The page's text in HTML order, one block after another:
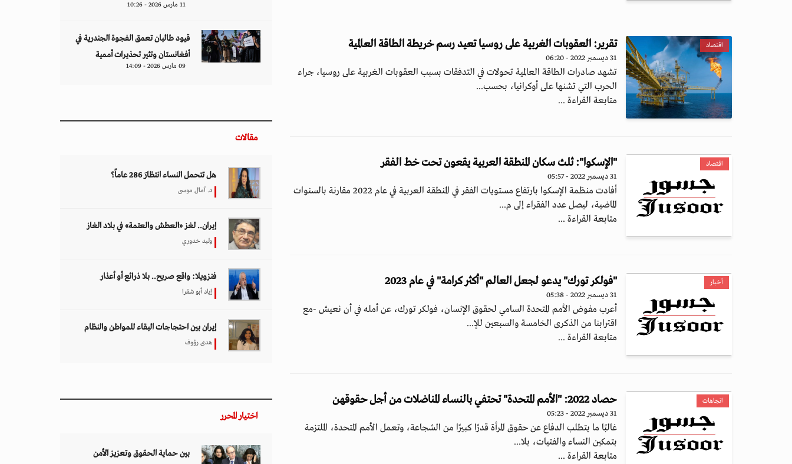
اقتصاد تقرير: العقوبات الغربية على روسيا تعيد رسم خريطة الطاقة العالمية
31 ديسمبر 2022 - 06:20
تشهد صادرات الطاقة العالمية تحولات في التدفقات بسبب العقوبات الغربية على روسيا، جراء
الحرب التي تشنها على أوكرانيا، بحسب...
متابعة القراءة ...
اقتصاد "الإسكوا": ثلث سكان المنطقة العربية يقعون تحت خط الفقر
31 ديسمبر 2022 - 05:57
أفادت منظمة الإسكوا بارتفاع مستويات الفقر في المنطقة العربية في عام 2022 مقارنة بالسنوات
الماضية، ليصل عدد الفقراء إلى م...
متابعة القراءة ...
أخبار "فولكر تورك" يدعو لجعل العالم "أكثر كرامة" في عام 2023
31 ديسمبر 2022 - 05:38
أعرب مفوض الأمم المتحدة السامي لحقوق الإنسان، فولكر تورك، عن أمله في أن نعيش -مع
اقترابنا من الذكرى الخامسة والسبعين للإ...
متابعة القراءة ...
اتجاهات حصاد 2022: "الأمم المتحدة" تحتفي بالنساء المناضلات من أجل حقوقهن
31 ديسمبر 2022 - 05:23
غالبًا ما يتطلب الدفاع عن حقوق المرأة قدرًا كبيرًا من الشجاعة، وتعمل الأمم المتحدة، الملتزمة
بتمكين النساء والفتيات، بلا...
متابعة القراءة ...
11 مارس 2026 - 10:26
قيود طالبان تعمق الفجوة الجندرية في
أفغانستان وتثير تحذيرات أممية
09 مارس 2026 - 14:09
مقالات
هل تتحمل النساء انتظارَ 286 عاماً؟
د. آمال موسى
إيران.. لغز «العطش والعتمة» في بلاد الغاز
وليد خدوري
فنزويلا: واقع صريح.. بلا ذرائع أو أعذار
إياد أبو شقرا
إيران بين احتجاجات البقاء للمواطن والنظام
هدى رؤوف
اختيار المحرر
بين حماية الحقوق وتعزيز الأمن